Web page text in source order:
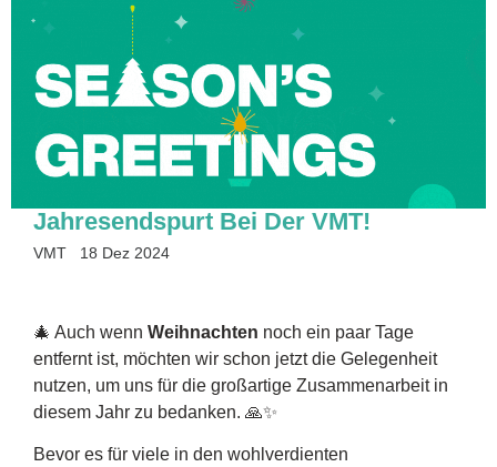
Jahresendspurt Bei Der VMT!
VMT 18 Dez 2024
🎄 Auch wenn Weihnachten noch ein paar Tage
entfernt ist, möchten wir schon jetzt die Gelegenheit
nutzen, um uns für die großartige Zusammenarbeit in
diesem Jahr zu bedanken. 🙏✨
Bevor es für viele in den wohlverdienten